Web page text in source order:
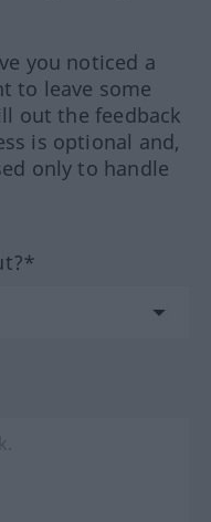
you noticed a
to leave some
out the feedback
is optional and,
only to handle